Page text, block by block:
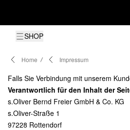
SHOP
Home Impressum
Falls Sie Verbindung mit unserem
Verantwortlich für den Inhalt der
s.Oliver Bernd Freier GmbH & Co. KG
s.Oliver-Straße 1
97228 Rottendorf